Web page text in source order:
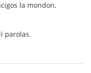
la mondon,
parolas.